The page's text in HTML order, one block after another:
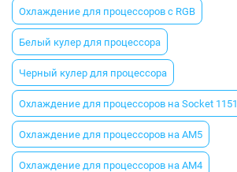
Охлаждение для процессоров с RGB
Белый кулер для процессора
Черный кулер для процессора
Охлаждение для процессоров на Socket 1151
Охлаждение для процессоров на AM5
Охлаждение для процессоров на AM4